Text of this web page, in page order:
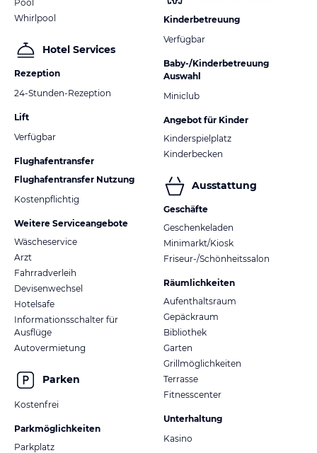
Pool
Whirlpool
Hotel Services
Rezeption
24-Stunden-Rezeption
Lift
Verfügbar
Flughafentransfer
Flughafentransfer Nutzung
Kostenpflichtig
Weitere Serviceangebote
Wäscheservice
Arzt
Fahrradverleih
Devisenwechsel
Hotelsafe
Informationsschalter für
Ausflüge
Autovermietung
Parken
Kostenfrei
Parkmöglichkeiten
Parkplatz
Kinderbetreuung
Verfügbar
Baby-/Kinderbetreuung
Auswahl
Miniclub
Angebot für Kinder
Kinderspielplatz
Kinderbecken
Ausstattung
Geschäfte
Geschenkeladen
Minimarkt/Kiosk
Friseur-/Schönheitssalon
Räumlichkeiten
Aufenthaltsraum
Gepäckraum
Bibliothek
Garten
Grillmöglichkeiten
Terrasse
Fitnesscenter
Unterhaltung
Kasino